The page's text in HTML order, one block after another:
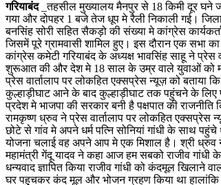
गरियाबंद_तहसील मुख्यालय मैनपुर से 18 किमी दूर घने
गया और दोपहर 1 बजे तेज धूप मे रैली निकाली गई।
बनसिंह सोरी सहित सैकड़ो की संख्या मे कांग्रेस
जिसमें पूरे ग्रामवासी शामिल हुए। इस दौरान एक सभा
कांग्रेस कमेटी गरियाबंद के अध्यक्ष भावसिंह साहू ने
शुरूआत की और देश मे 18 साल के उम्र वाले युवाओं को
प्रेस वार्तालाप पर लोकहित एक्सप्रेस न्यूज़ को बताया
कुल्हाड़ीघाट आने के बाद कुल्हाड़ीघाट तक पहुंचने के लिए
प्रदेश मे भाजपा की सरकार बनी है पक्षपात की
रामकृष्ण ध्रुव ने प्रेस वार्तालाप पर लोकहित एक्सप्रेस
छोटे से गांव मे अपने धर्म पत्नि सोनियां गांधी के साथ
योजना चलाई वह अपने आप मे एक मिशाल है। श्री ध्रुव
महामंत्री गेंदू यादव ने कहा आज हम सबको राजीव गांधी
धन्यवाद ज्ञापित किया राजीव गांधी को कंदमूल खिलाने
घर पहुुचकर कंद मूल और भोजन ग्रहण किया था हालांकि